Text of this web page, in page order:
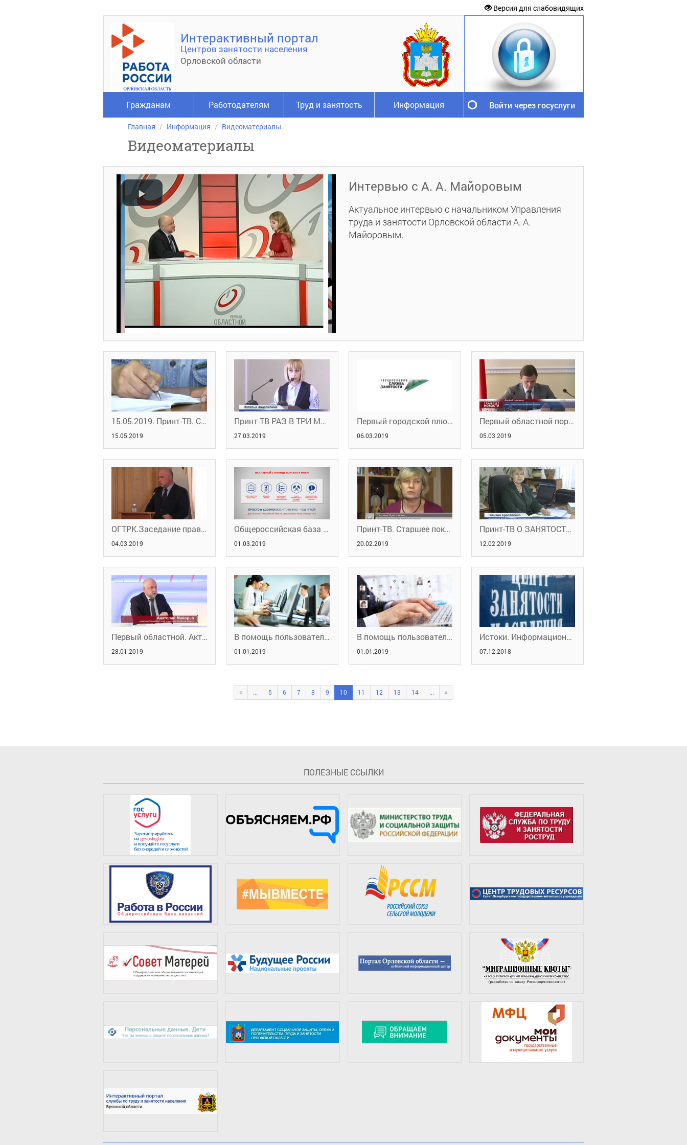
Версия для слабовидящих
Интерактивный портал
Центров занятости населения
Орловской области
Гражданам Работодателям Труд и занятость Информация Войти через госуслуги
Главная Информация Видеоматериалы
Видеоматериалы
Интервью с А. А. Майоровым
Актуальное интервью с начальником Управления
труда и занятости Орловской области А. А.
Майоровым.
15.05.2019. Принт-ТВ. Снова за парты
15.05.2019
Принт-ТВ РАЗ В ТРИ МЕСЯЦА 20.03.2019
27.03.2019
Первый городской плюс. 6.03.2019
06.03.2019
Первый областной портал новостей. 5 марта 2019 года
05.03.2019
ОГТРК.Заседание правительства Орловской области. 4.03.2019 г.
04.03.2019
Общероссийская база вакансий "Работа в России"
01.03.2019
Принт-ТВ. Старшее поколение
20.02.2019
Принт-ТВ О ЗАНЯТОСТИ 12.02.2019
12.02.2019
Первый областной. Актуальное интервью с начальником Управления труда и занятости Анатолием Майоровым 28.01.2019
28.01.2019
В помощь пользователю портала: для работодателей
01.01.2019
В помощь пользователю портала: для граждан
01.01.2019
Истоки. Информационный портал 29.11.2018
07.12.2018
« ... 5 6 7 8 9 10 11 12 13 14 ... »
ПOЛЕЗНЫЕ ССЫЛКИ